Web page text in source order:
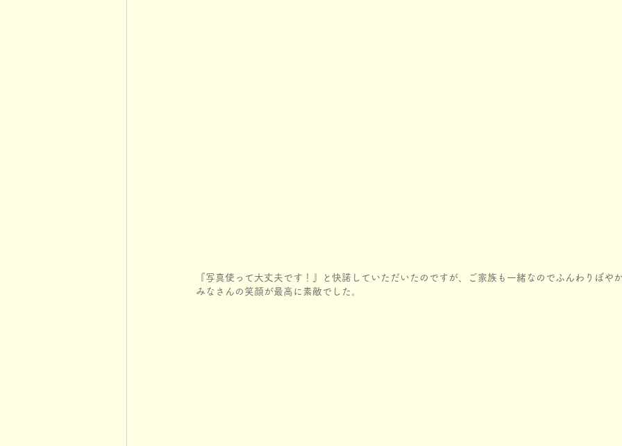
『写真使って大丈夫です！』と快諾していただいたのですが、ご家族も一緒なのでふんわりぼや
みなさんの笑顔が最高に素敵でした。